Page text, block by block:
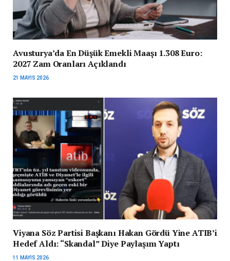
Avusturya’da En Düşük Emekli Maaşı 1.308 Euro:
2027 Zam Oranları Açıklandı
21 MAYIS 2026
Viyana Söz Partisi Başkanı Hakan Gördü Yine ATIB’i
Hedef Aldı: “Skandal” Diye Paylaşım Yaptı
11 MAYIS 2026